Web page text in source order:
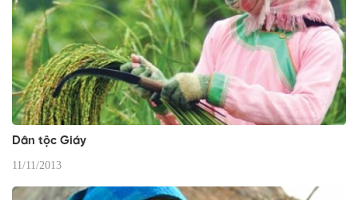
Dân tộc Giáy
11/11/2013